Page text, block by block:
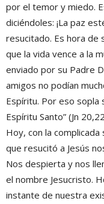
por el temor y miedo.
diciéndoles: ¡La paz
resucitado. Es hora de
que la vida vence a la
enviado por su Padre
amigos no podían
Espíritu. Por eso sopla
Espíritu Santo” (Jn
Hoy, con la
que resucitó a Jesús
Nos despierta y nos
el nombre Jesucristo.
instante de nuestra